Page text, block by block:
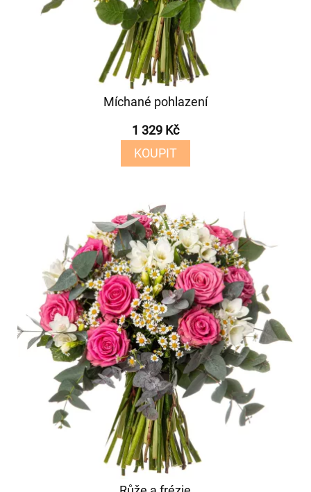
Míchané pohlazení
1 329 Kč
KOUPIT